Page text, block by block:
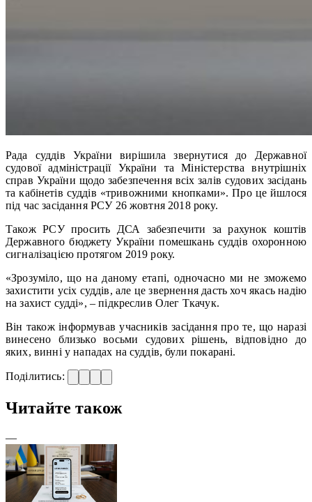
Рада суддів України вирішила звернутися до Державної
судової адміністрації України та Міністерства внутрішніх
справ України щодо забезпечення всіх залів судових засідань
та кабінетів суддів «тривожними кнопками». Про це йшлося
під час засідання РСУ 26 жовтня 2018 року.
Також РСУ просить ДСА забезпечити за рахунок коштів
Державного бюджету України помешкань суддів охоронною
сигналізацією протягом 2019 року.
«Зрозуміло, що на даному етапі, одночасно ми не зможемо
захистити усіх суддів, але це звернення дасть хоч якась надію
на захист судді», – підкреслив Олег Ткачук.
Він також інформував учасників засідання про те, що наразі
винесено близько восьми судових рішень, відповідно до
яких, винні у нападах на суддів, були покарані.
Поділитись:
Читайте також
—